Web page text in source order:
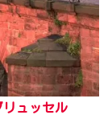
ュッセル